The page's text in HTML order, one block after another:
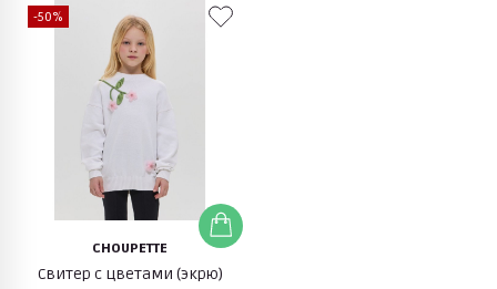
-50%
CHOUPETTE
Свитер с цветами (экрю)